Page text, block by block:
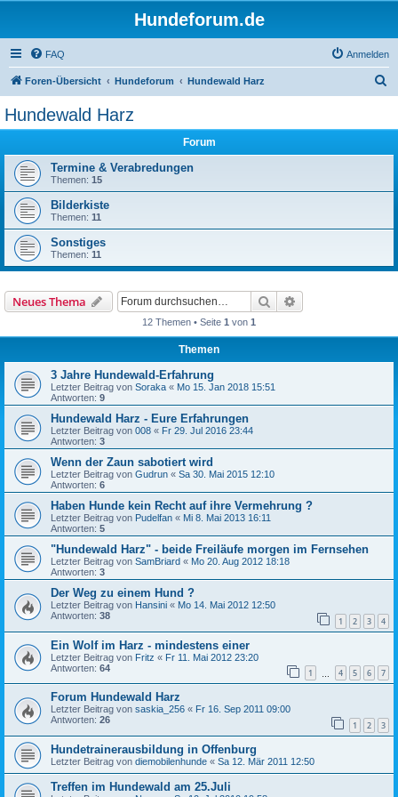
Hundeforum.de
FAQ Anmelden
Foren-Übersicht Hundeforum Hundewald Harz
Hundewald Harz
Forum
Termine & Verabredungen
Themen: 15
Bilderkiste
Themen: 11
Sonstiges
Themen: 11
Neues Thema Suche
12 Themen • Seite 1 von 1
Themen
3 Jahre Hundewald-Erfahrung
Letzter Beitrag von Soraka « Mo 15. Jan 2018 15:51
Antworten: 9
Hundewald Harz - Eure Erfahrungen
Letzter Beitrag von 008 « Fr 29. Jul 2016 23:44
Antworten: 3
Wenn der Zaun sabotiert wird
Letzter Beitrag von Gudrun « Sa 30. Mai 2015 12:10
Antworten: 6
Haben Hunde kein Recht auf ihre Vermehrung ?
Letzter Beitrag von Pudelfan « Mi 8. Mai 2013 16:11
Antworten: 5
"Hundewald Harz" - beide Freiläufe morgen im Fernsehen
Letzter Beitrag von SamBriard « Mo 20. Aug 2012 18:18
Antworten: 3
Der Weg zu einem Hund ?
Letzter Beitrag von Hansini « Mo 14. Mai 2012 12:50
Antworten: 38 1 2 3 4
Ein Wolf im Harz - mindestens einer
Letzter Beitrag von Fritz « Fr 11. Mai 2012 23:20
Antworten: 64 1 4 5 6 7
Forum Hundewald Harz
Letzter Beitrag von saskia_256 « Fr 16. Sep 2011 09:00
Antworten: 26 1 2 3
Hundetrainerausbildung in Offenburg
Letzter Beitrag von diemobilenhunde « Sa 12. Mär 2011 12:50
Treffen im Hundewald am 25.Juli